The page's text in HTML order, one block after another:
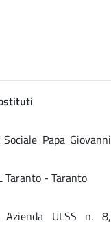
Papa Giovanni
Taranto - Taranto
ULSS n. 8,